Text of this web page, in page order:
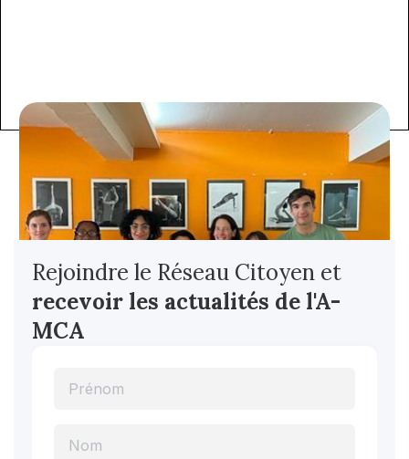
Rejoindre le Réseau Citoyen et
recevoir les actualités de l'A-
MCA